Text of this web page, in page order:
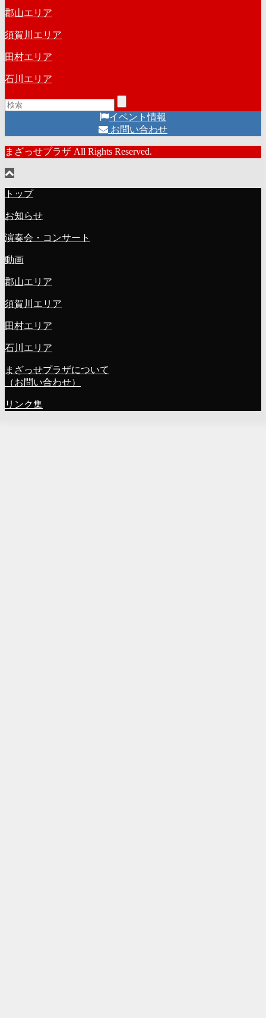
郡山エリア
須賀川エリア
田村エリア
石川エリア
イベント情報
お問い合わせ
まざっせプラザ All Rights Reserved.
トップ
お知らせ
演奏会・コンサート
動画
郡山エリア
須賀川エリア
田村エリア
石川エリア
まざっせプラザについて
（お問い合わせ）
リンク集